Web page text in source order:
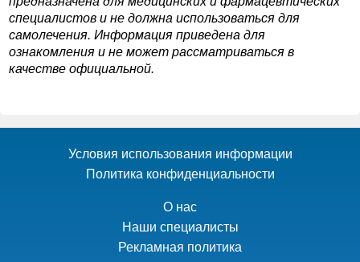
специалистов и не должна использоваться для
самолечения. Информация приведена для
ознакомления и не может рассматриваться в
качестве официальной.
Условия использования информации
Политика конфиденциальности
О нас
Наши специалисты
Рекламная политика